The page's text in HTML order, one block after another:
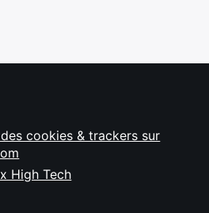
cookies & trackers sur
High Tech